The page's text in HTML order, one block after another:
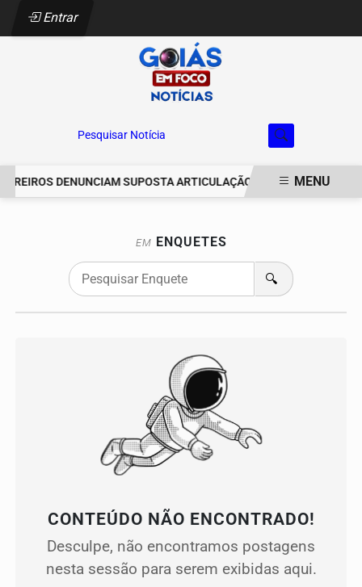
Entrar
Pesquisar Notícia
DENUNCIAM SUPOSTA ARTICULAÇÃO PARA INVASÕES DE
MENU
EM ENQUETES
🔍
CONTEÚDO NÃO ENCONTRADO!
Desculpe, não encontramos postagens
nesta sessão para serem exibidas aqui.